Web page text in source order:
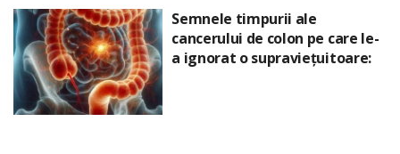
Semnele timpurii ale
cancerului de colon pe care le-
a ignorat o supraviețuitoare: